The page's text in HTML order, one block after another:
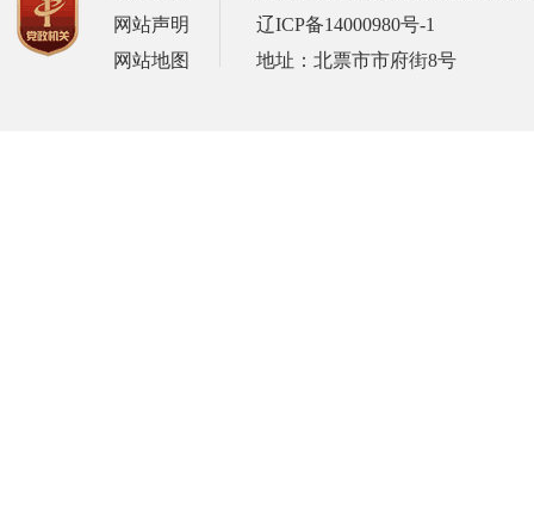
网站声明
网站地图
辽ICP备14000980号-1
地址：北票市市府街8号